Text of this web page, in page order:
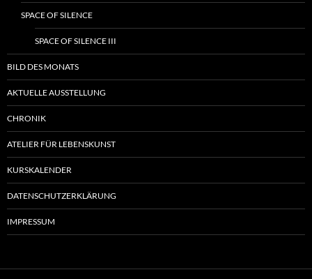
SPACE OF SILENCE
SPACE OF SILENCE III
BILD DES MONATS
AKTUELLE AUSSTELLUNG
CHRONIK
ATELIER FÜR LEBENSKUNST
KURSKALENDER
DATENSCHUTZERKLÄRUNG
IMPRESSUM